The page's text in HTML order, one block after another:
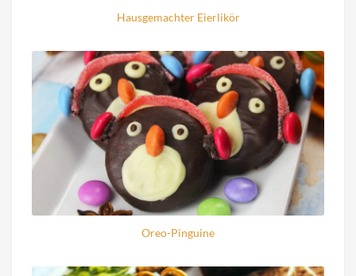
Hausgemachter Eierlikör
Oreo-Pinguine